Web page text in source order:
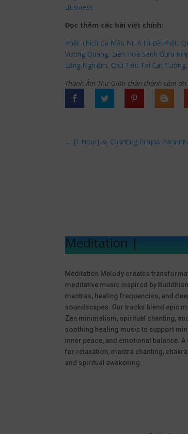
Business
Đọc thêm các bài viết chính:
Phật Thích Ca Mâu Ni, A Di Đà Phật,
Vương Quang, Liên Hoa Sanh Guru
Lăng Nghiệm, Chú Tiêu Tai Cát Tường,
Thanh Âm Thư Giãn chân thành cảm ơn.
← [1 Hour] 🙏 Chanting Prajna
Meditation Melod
Meditation Melody creates
meditative music inspired by
mantras, healing frequencies, and
soundscapes. Our tracks blend epic
Zen minimalism, spiritual chanting, and
soothing healing music to support
inner peace, and emotional balance. A
for relaxation, mantra chanting,
and spiritual awakening.